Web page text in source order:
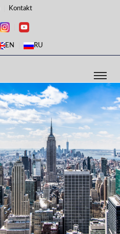
Kontakt
EN RU